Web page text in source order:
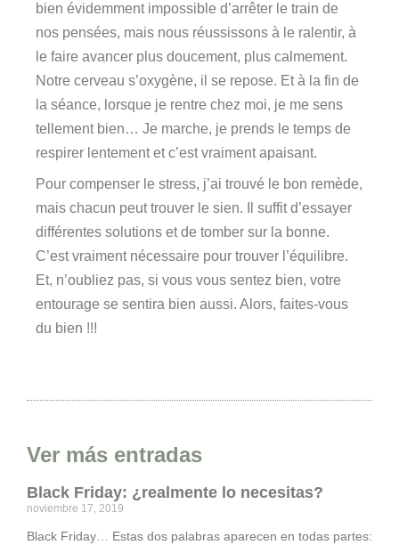
bien évidemment impossible d’arrêter le train de
nos pensées, mais nous réussissons à le ralentir, à
le faire avancer plus doucement, plus calmement.
Notre cerveau s’oxygène, il se repose. Et à la fin de
la séance, lorsque je rentre chez moi, je me sens
tellement bien… Je marche, je prends le temps de
respirer lentement et c’est vraiment apaisant.
Pour compenser le stress, j’ai trouvé le bon remède,
mais chacun peut trouver le sien. Il suffit d’essayer
différentes solutions et de tomber sur la bonne.
C’est vraiment nécessaire pour trouver l’équilibre.
Et, n’oubliez pas, si vous vous sentez bien, votre
entourage se sentira bien aussi. Alors, faites-vous
du bien !!!
Ver más entradas
Black Friday: ¿realmente lo necesitas?
noviembre 17, 2019
Black Friday… Estas dos palabras aparecen en todas partes: